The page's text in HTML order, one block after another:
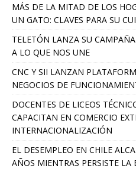
MÁS DE LA MITAD DE LOS
UN GATO: CLAVES PARA SU
TELETÓN LANZA SU
A LO QUE NOS UNE
CNC Y SII LANZAN
NEGOCIOS DE
DOCENTES DE LICEOS
CAPACITAN EN COMERCIO
INTERNACIONALIZACIÓN
EL DESEMPLEO EN CHILE
AÑOS MIENTRAS PERSISTE LA